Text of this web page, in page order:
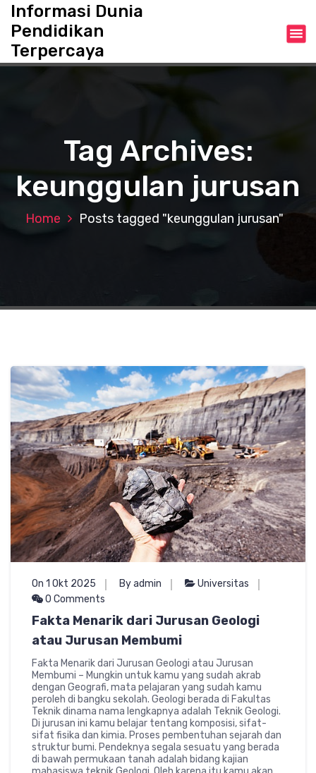
t
Informasi Dunia
Pendidikan
Terpercaya
Tag Archives:
keunggulan jurusan
Home Posts tagged "keunggulan jurusan"
On 1 Okt 2025 By admin
Universitas
0 Comments
Fakta Menarik dari Jurusan Geologi
atau Jurusan Membumi
Fakta Menarik dari Jurusan Geologi atau Jurusan
Membumi – Mungkin untuk kamu yang sudah akrab
dengan Geografi, mata pelajaran yang sudah kamu
peroleh di bangku sekolah. Geologi berada di Fakultas
Teknik dinama nama lengkapnya adalah Teknik Geologi.
Di jurusan ini kamu belajar tentang komposisi, sifat-
sifat fisika dan kimia. Proses pembentuhan sejarah dan
struktur bumi. Pendeknya segala sesuatu yang berada
di bawah permukaan tanah adalah bidang kajian